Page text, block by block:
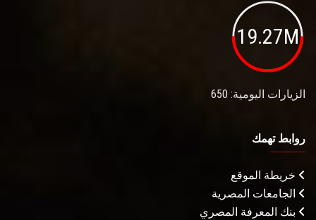
19.27M
الزيارات اليومية: 650
روابط تهمك
خريطة الموقع
الجامعات المصرية
بنك المعرفة المصري